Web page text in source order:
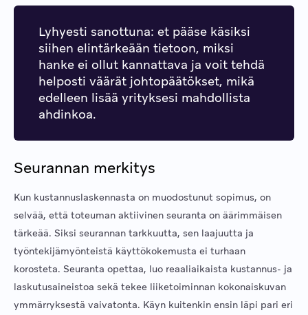
Lyhyesti sanottuna: et pääse käsiksi
siihen elintärkeään tietoon, miksi
hanke ei ollut kannattava ja voit tehdä
helposti väärät johtopäätökset, mikä
edelleen lisää yrityksesi mahdollista
ahdinkoa.
Seurannan merkitys
Kun kustannuslaskennasta on muodostunut sopimus, on
selvää, että toteuman aktiivinen seuranta on äärimmäisen
tärkeää. Siksi seurannan tarkkuutta, sen laajuutta ja
työntekijämyönteistä käyttökokemusta ei turhaan
korosteta. Seuranta opettaa, luo reaaliaikaista kustannus- ja
laskutusaineistoa sekä tekee liiketoiminnan kokonaiskuvan
ymmärryksestä vaivatonta. Käyn kuitenkin ensin läpi pari eri